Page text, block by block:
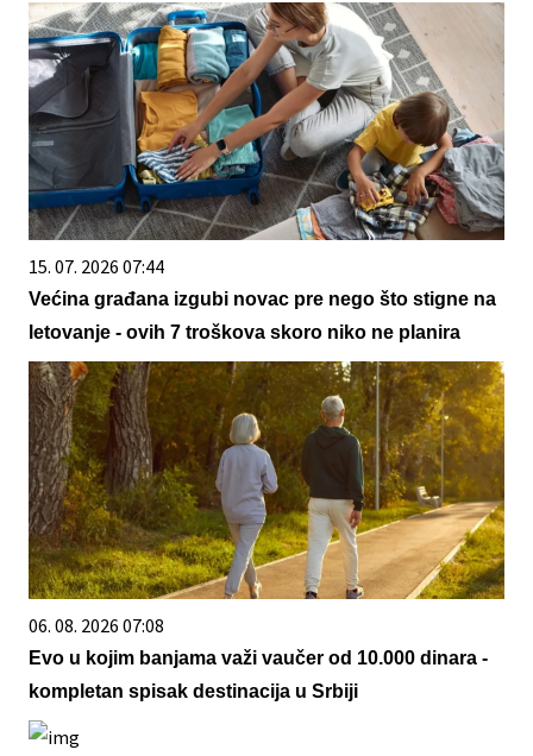
15. 07. 2026 07:44
Većina građana izgubi novac pre nego što stigne na
letovanje - ovih 7 troškova skoro niko ne planira
06. 08. 2026 07:08
Evo u kojim banjama važi vaučer od 10.000 dinara -
kompletan spisak destinacija u Srbiji